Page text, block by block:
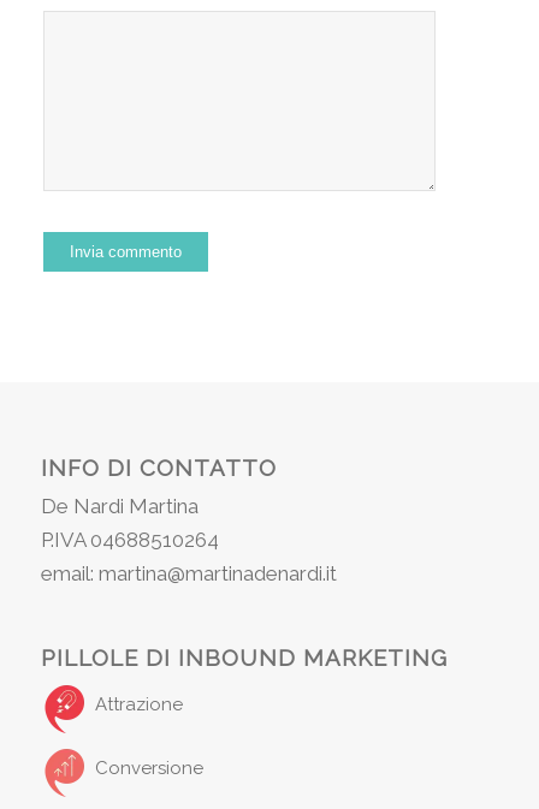
INFO DI CONTATTO
De Nardi Martina
P.IVA 04688510264
email: martina@martinadenardi.it
PILLOLE DI INBOUND MARKETING
Attrazione
Conversione